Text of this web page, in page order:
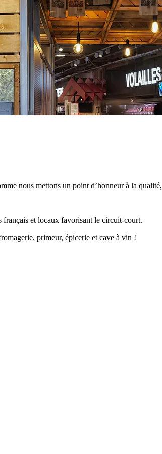
nous mettons un point d’honneur à la qualité,
français et locaux favorisant le circuit-court.
primeur, épicerie et cave à vin !